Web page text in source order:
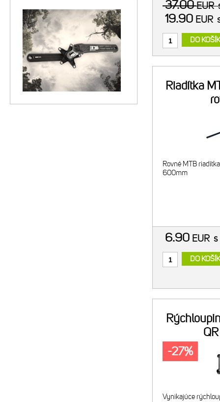
37.00EUR
19.90 EUR
DO
Riadítka
Rovné MTB
600mm
6.90 EUR s
DO
Vynikajúce
-27%